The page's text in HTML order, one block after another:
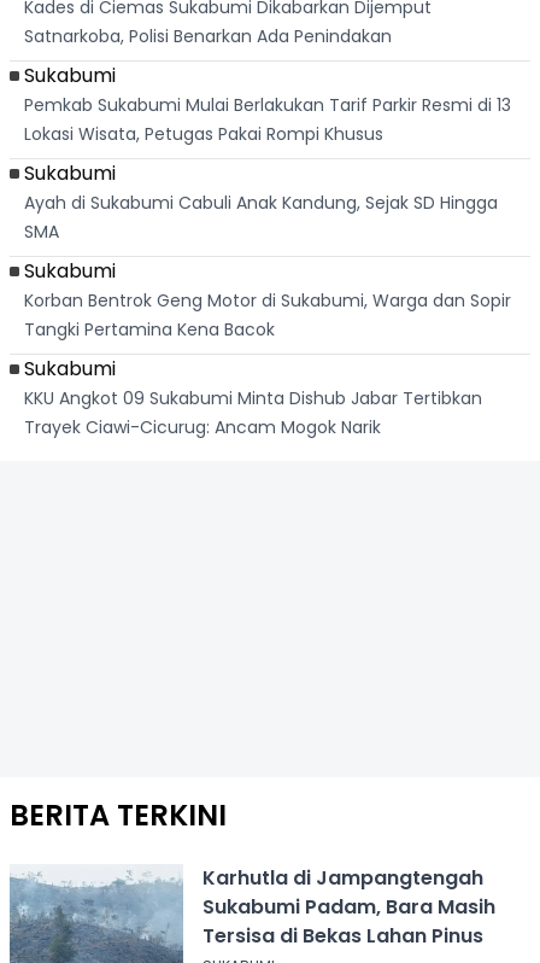
Kades di Ciemas Sukabumi Dikabarkan Dijemput
Satnarkoba, Polisi Benarkan Ada Penindakan
Sukabumi
Pemkab Sukabumi Mulai Berlakukan Tarif Parkir Resmi di 13
Lokasi Wisata, Petugas Pakai Rompi Khusus
Sukabumi
Ayah di Sukabumi Cabuli Anak Kandung, Sejak SD Hingga
SMA
Sukabumi
Korban Bentrok Geng Motor di Sukabumi, Warga dan Sopir
Tangki Pertamina Kena Bacok
Sukabumi
KKU Angkot 09 Sukabumi Minta Dishub Jabar Tertibkan
Trayek Ciawi-Cicurug: Ancam Mogok Narik
BERITA TERKINI
Karhutla di Jampangtengah
Sukabumi Padam, Bara Masih
Tersisa di Bekas Lahan Pinus